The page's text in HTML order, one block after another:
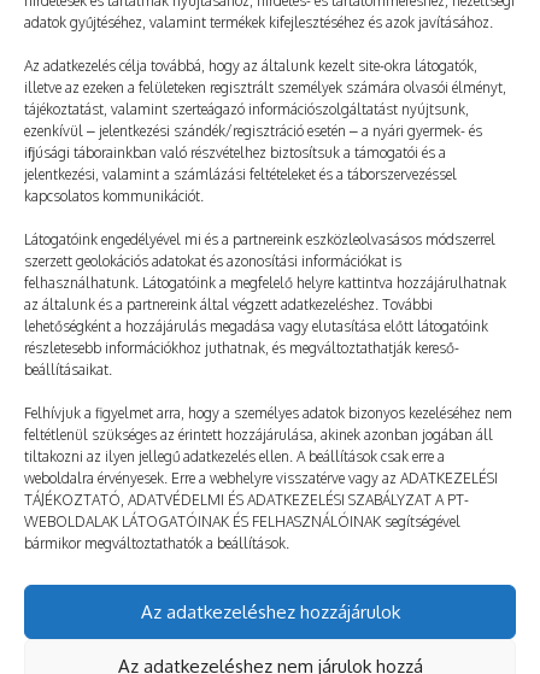
adatok gyűjtéséhez, valamint termékek kifejlesztéséhez és azok javításához.
Az adatkezelés célja továbbá, hogy az általunk kezelt site-okra látogatók,
illetve az ezeken a felületeken regisztrált személyek számára olvasói élményt,
tájékoztatást, valamint szerteágazó információszolgáltatást nyújtsunk,
ezenkívül – jelentkezési szándék/regisztráció esetén – a nyári gyermek- és
ifjúsági táborainkban való részvételhez biztosítsuk a támogatói és a
jelentkezési, valamint a számlázási feltételeket és a táborszervezéssel
kapcsolatos kommunikációt.
Látogatóink engedélyével mi és a partnereink eszközleolvasásos módszerrel
szerzett geolokációs adatokat és azonosítási információkat is
felhasználhatunk. Látogatóink a megfelelő helyre kattintva hozzájárulhatnak
az általunk és a partnereink által végzett adatkezeléshez. További
lehetőségként a hozzájárulás megadása vagy elutasítása előtt látogatóink
részletesebb információkhoz juthatnak, és megváltoztathatják kereső-
beállításaikat.
Felhívjuk a figyelmet arra, hogy a személyes adatok bizonyos kezeléséhez nem
feltétlenül szükséges az érintett hozzájárulása, akinek azonban jogában áll
tiltakozni az ilyen jellegű adatkezelés ellen. A beállítások csak erre a
weboldalra érvényesek. Erre a webhelyre visszatérve vagy az ADATKEZELÉSI
TÁJÉKOZTATÓ, ADATVÉDELMI ÉS ADATKEZELÉSI SZABÁLYZAT A PT-
WEBOLDALAK LÁTOGATÓINAK ÉS FELHASZNÁLÓINAK segítségével
bármikor megváltoztathatók a beállítások.
Az adatkezeléshez hozzájárulok
Az adatkezeléshez nem járulok hozzá
Szendvicses póker
2026. 06. 08. TÁBOROZTATÓ
Vannak olyan ételek, amelyek szinte kivétel nélkül
TEAM egyik táboroztatója, Ábel is, aki elmesélte nekünk
a kedvenc történetét. Mesélj el egy számodra
különleges tábori történetet! Nekem…
© taborozz.hu